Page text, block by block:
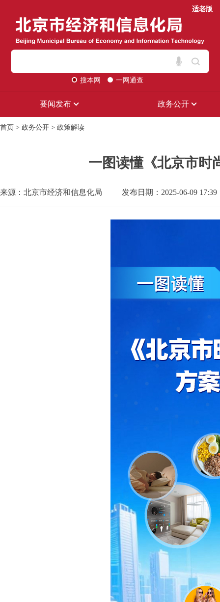
适老版
搜本网 一网通查
要闻发布 政务公开
首页 > 政务公开 > 政策解读
一图读懂《北京市时
来源：北京市经济和信息化局 发布日期：2025-06-09 17:39